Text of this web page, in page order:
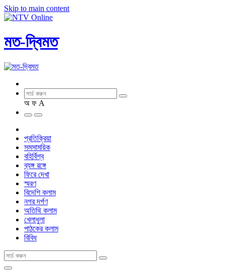
Skip to main content
মত-দ্বিমত
অ ফ A
প্রতিক্রিয়া
সমসাময়িক
বহির্বিশ্ব
ব্যঙ্গ রঙ্গে
ফিরে দেখা
স্মরণ
বিদেশি কলাম
নগর দর্পণ
অতিথি কলাম
খেলাধুলা
পাঠকের কলাম
বিবিধ